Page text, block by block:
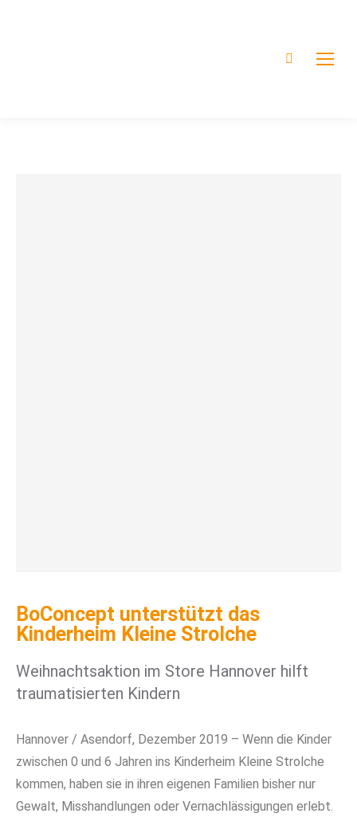
BoConcept unterstützt das
Kinderheim Kleine Strolche
Weihnachtsaktion im Store Hannover hilft
traumatisierten Kindern
Hannover / Asendorf, Dezember 2019 – Wenn die Kinder
zwischen 0 und 6 Jahren ins Kinderheim Kleine Strolche
kommen, haben sie in ihren eigenen Familien bisher nur
Gewalt, Misshandlungen oder Vernachlässigungen erlebt.